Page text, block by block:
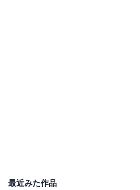
最近みた作品